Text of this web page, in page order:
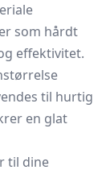
som hårdt
effektivitet.
til hurtig
en glat
til dine